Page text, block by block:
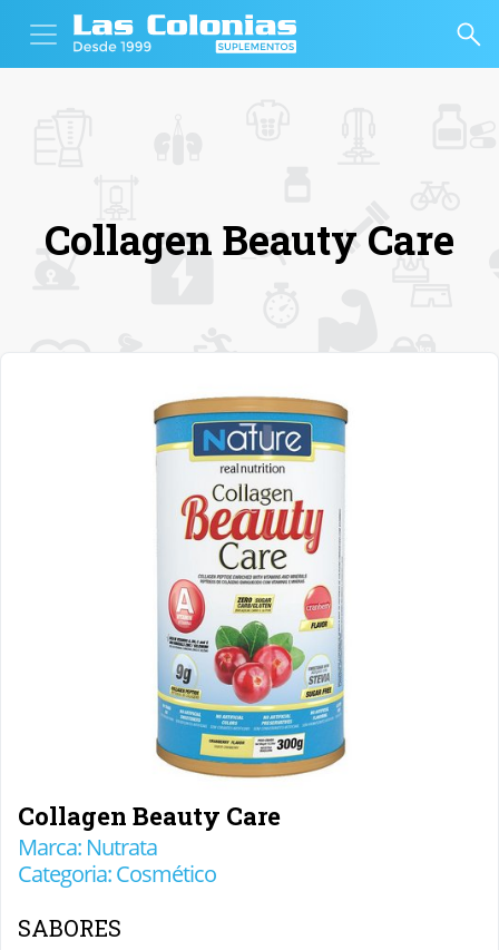
Collagen Beauty Care
Collagen Beauty Care
Marca: Nutrata
Categoria: Cosmético
SABORES